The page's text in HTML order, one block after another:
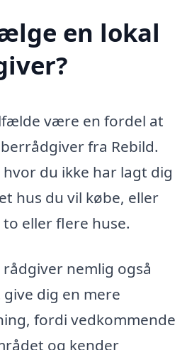
en lokal
være en fordel at
fra Rebild.
du ikke har lagt dig
hus du vil købe, eller
eller flere huse.
nemlig også
dig en mere
fordi vedkommende
og kender